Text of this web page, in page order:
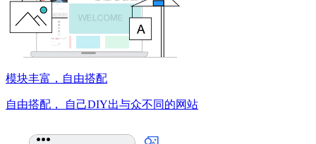
模块丰富，自由搭配
自由搭配， 自己DIY出与众不同的网站